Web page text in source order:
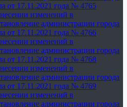
от 17.11.2021 года № 4765
изменений в
администрации города
от 17.11.2021 года № 4766
изменений в
администрации города
от 17.11.2021 года № 4768
изменений в
администрации города
от 17.11.2021 года № 4769
изменений в
администрации города